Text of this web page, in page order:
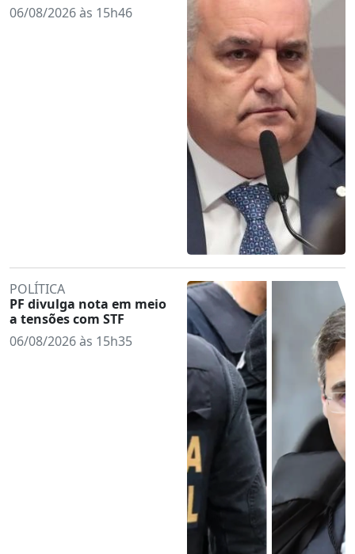
06/08/2026 às 15h46
POLÍTICA
PF divulga nota em meio
a tensões com STF
06/08/2026 às 15h35